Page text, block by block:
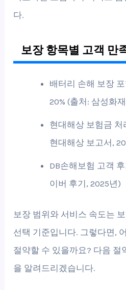
다.
보장 항목별 고객 만
배터리 손해 보장
20% (출처: 삼성화
현대해상 보험금 처
현대해상 보고서,
DB손해보험 고객
이버 후기, 2025년)
보장 범위와 서비스 속도는
선택 기준입니다. 그렇다면,
절약할 수 있을까요? 다음 절
을 알려드리겠습니다.